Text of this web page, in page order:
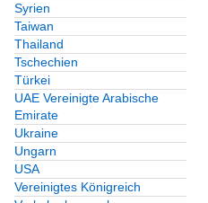
Syrien
Taiwan
Thailand
Tschechien
Türkei
UAE Vereinigte Arabische
Emirate
Ukraine
Ungarn
USA
Vereinigtes Königreich